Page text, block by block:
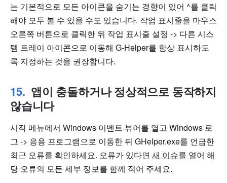
는 기본적으로 모든 아이콘을 숨기는 경향이 있어 ^를 클릭
해야 모두 볼 수 있을 수도 있습니다. 작업 표시줄을 마우스
오른쪽 버튼으로 클릭한 뒤 작업 표시줄 설정 -> 다른 시스
템 트레이 아이콘으로 이동해 G-Helper를 항상 표시하도
록 지정하는 것을 권장합니다.
앱이 충돌하거나 정상적으로 동작하지
않습니다
시작 메뉴에서 Windows 이벤트 뷰어를 열고 Windows 로
그 -> 응용 프로그램으로 이동한 뒤 GHelper.exe를 언급한
최근 오류를 확인하세요. 오류가 있다면 새 이슈를 열어 해
당 오류의 모든 세부 정보를 함께 적어 주세요.